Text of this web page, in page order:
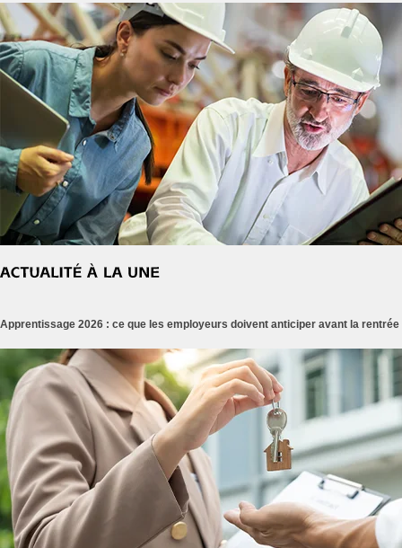
Apprentissage 2026 : ce que les employeurs doivent anticiper avant la rentrée